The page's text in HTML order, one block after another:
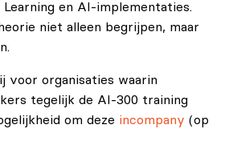
en AI-implementaties.
niet alleen begrijpen, maar
voor organisaties waarin
tegelijk de AI-300 training
om deze incompany (op